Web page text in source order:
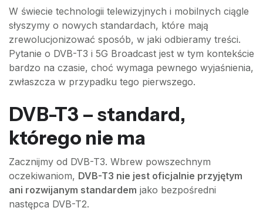
W świecie technologii telewizyjnych i mobilnych ciągle
słyszymy o nowych standardach, które mają
zrewolucjonizować sposób, w jaki odbieramy treści.
Pytanie o DVB-T3 i 5G Broadcast jest w tym kontekście
bardzo na czasie, choć wymaga pewnego wyjaśnienia,
zwłaszcza w przypadku tego pierwszego.
DVB-T3 – standard,
którego nie ma
Zacznijmy od DVB-T3. Wbrew powszechnym
oczekiwaniom, DVB-T3 nie jest oficjalnie przyjętym
ani rozwijanym standardem jako bezpośredni
następca DVB-T2.